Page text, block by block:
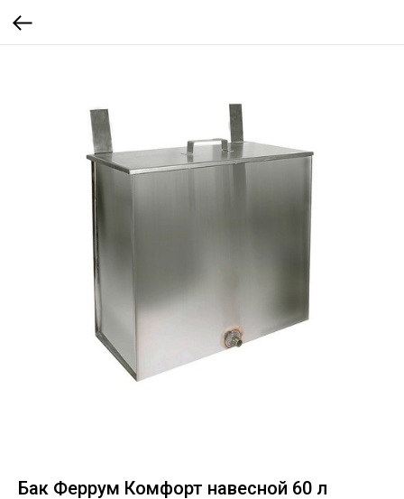
Бак Феррум Комфорт навесной 60 л